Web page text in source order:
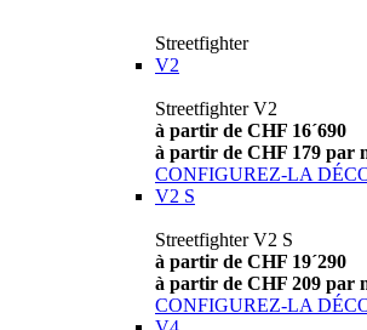
Streetfighter
V2
Streetfighter V2
à partir de CHF 16´690
à partir de CHF 179 par
CONFIGUREZ-LA
V2 S
Streetfighter V2 S
à partir de CHF 19´290
à partir de CHF 209 par
CONFIGUREZ-LA